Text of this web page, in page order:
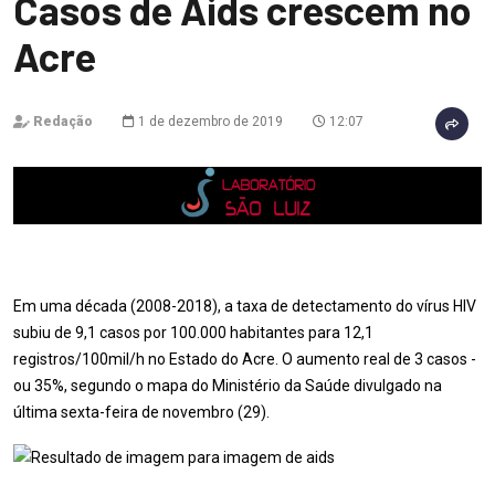
Acre
Redação 1 de dezembro de 2019 12:07
Em uma década (2008-2018), a taxa de detectamento do vírus HIV
subiu de 9,1 casos por 100.000 habitantes para 12,1
registros/100mil/h no Estado do Acre. O aumento real de 3 casos -
ou 35%, segundo o mapa do Ministério da Saúde divulgado na
última sexta-feira de novembro (29).